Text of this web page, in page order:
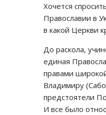
Хочется
Православии в
в какой Церкви
До раскола,
единая
правами
Владимиру
предстоятели
И все было